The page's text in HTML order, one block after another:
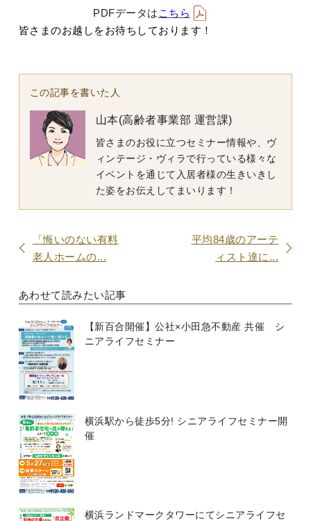
PDFデータは こちら
皆さまのお越しをお待ちしております！
この記事を書いた人
山本(高齢者事業部 運営課)
皆さまのお役に立つセミナー情報や、ヴ
ィンテージ・ヴィラで行っている様々な
イベントを通じて入居者様の生きいきし
た姿をお伝えしてまいります！
「悔いのない有料
老人ホームの...
平均84歳のアーテ
ィスト達に...
あわせて読みたい記事
【新百合開催】公社×小田急不動産 共催 シ
ニアライフセミナー
横浜駅から徒歩5分! シニアライフセミナー開
催
横浜ランドマークタワーにてシニアライフセ